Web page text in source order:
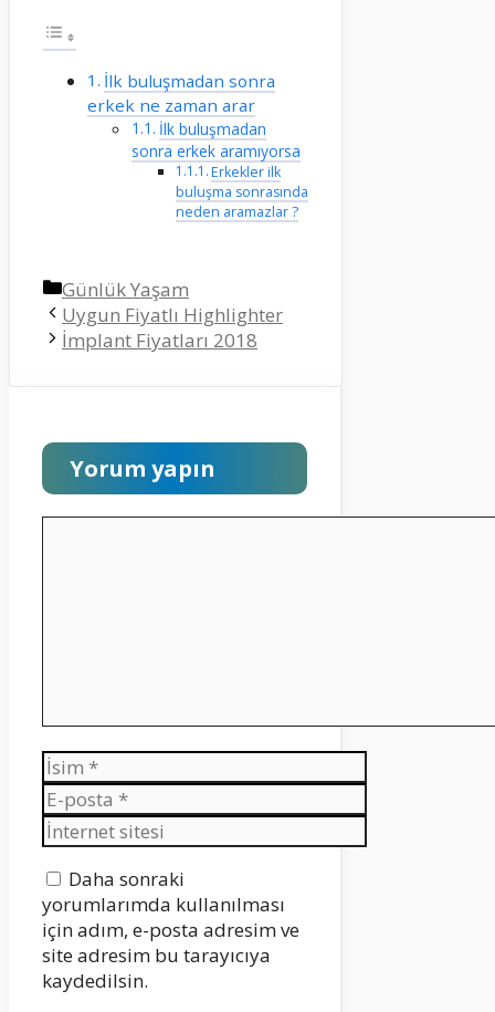
İlk buluşmadan sonra
erkek ne zaman arar
İlk buluşmadan
sonra erkek aramıyorsa
Erkekler ilk
buluşma sonrasında
neden aramazlar ?
Kategoriler
Günlük Yaşam
Uygun Fiyatlı Highlighter
İmplant Fiyatları 2018
Yorum yapın
İsim
E-
posta
İnternet
sitesi
Daha sonraki
yorumlarımda kullanılması
için adım, e-posta adresim ve
site adresim bu tarayıcıya
kaydedilsin.